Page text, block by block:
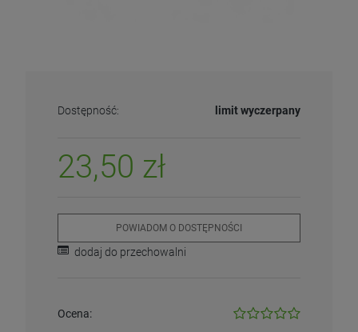
Dostępność: limit wyczerpany
23,50 zł
POWIADOM O DOSTĘPNOŚCI
dodaj do przechowalni
Ocena: